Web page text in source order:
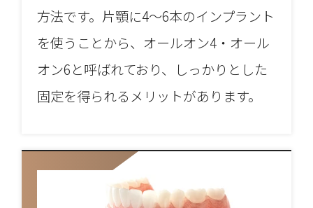
方法です。片顎に4～6本のインプラント
を使うことから、オールオン4・オール
オン6と呼ばれており、しっかりとした
固定を得られるメリットがあります。